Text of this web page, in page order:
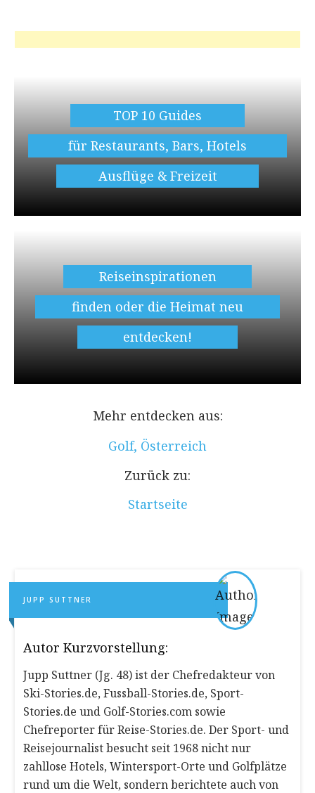
TOP 10 Guides
für Restaurants, Bars, Hotels
Ausflüge & Freizeit
Reiseinspirationen
finden oder die Heimat neu
entdecken!
Mehr entdecken aus:
Golf, Österreich
Zurück zu:
Startseite
JUPP SUTTNER
Autor Kurzvorstellung:
Jupp Suttner (Jg. 48) ist der Chefredakteur von
Ski-Stories.de, Fussball-Stories.de, Sport-
Stories.de und Golf-Stories.com sowie
Chefreporter für Reise-Stories.de. Der Sport- und
Reisejournalist besucht seit 1968 nicht nur
zahllose Hotels, Wintersport-Orte und Golfplätze
rund um die Welt, sondern berichtete auch von